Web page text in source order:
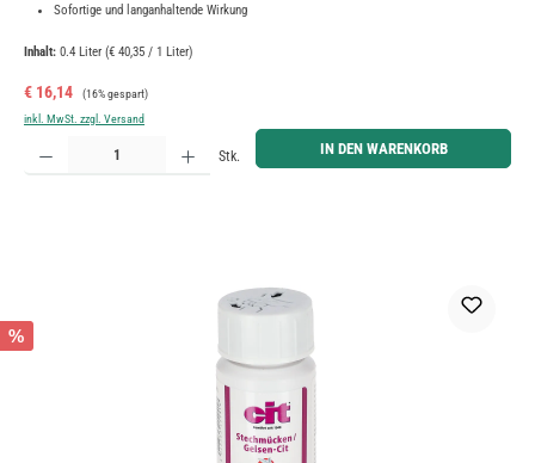
Sofortige und langanhaltende Wirkung
Inhalt: 0.4 Liter (€ 40,35 / 1 Liter)
Verkaufspreis:
€ 16,14 Regulärer Preis:
(16% gespart)
inkl. MwSt. zzgl. Versand
Produkt Anzahl: Gib den gewünschten Wert ein oder benutze die Schaltflächen um die Anzahl zu
Stk. IN DEN WARENKORB
%